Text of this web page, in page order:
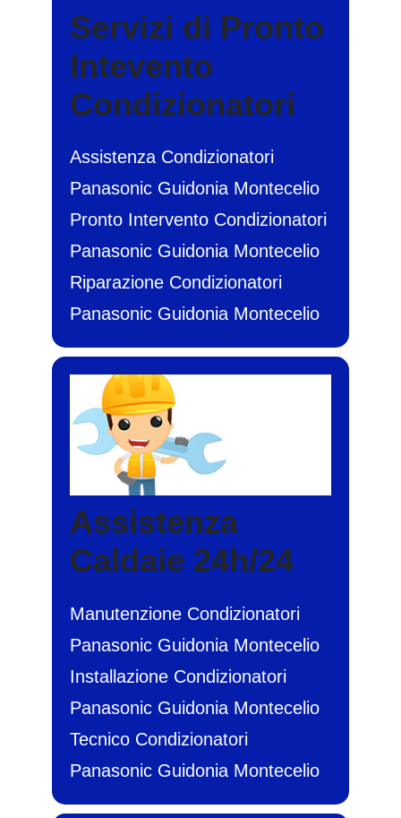
Servizi di Pronto
Intevento
Condizionatori
Assistenza Condizionatori
Panasonic Guidonia Montecelio
Pronto Intervento Condizionatori
Panasonic Guidonia Montecelio
Riparazione Condizionatori
Panasonic Guidonia Montecelio
Assistenza
Caldaie 24h/24
Manutenzione Condizionatori
Panasonic Guidonia Montecelio
Installazione Condizionatori
Panasonic Guidonia Montecelio
Tecnico Condizionatori
Panasonic Guidonia Montecelio